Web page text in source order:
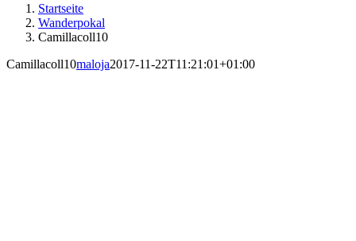
Startseite
Wanderpokal
Camillacoll10
Camillacoll10maloja2017-11-22T11:21:01+01:00